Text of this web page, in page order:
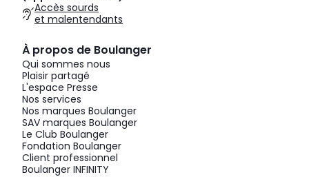
Accès sourds
et malentendants
À propos de Boulanger
Qui sommes nous
Plaisir partagé
L'espace Presse
Nos services
Nos marques Boulanger
SAV marques Boulanger
Le Club Boulanger
Fondation Boulanger
Client professionnel
Boulanger INFINITY